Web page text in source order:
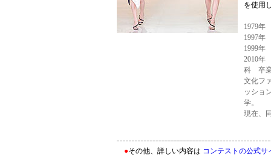
を使用
1979年
1997
1999年
2010年
科 卒
文化フ
ッショ
学。
現在、
●その他、詳しい内容は コンテストの公式サ